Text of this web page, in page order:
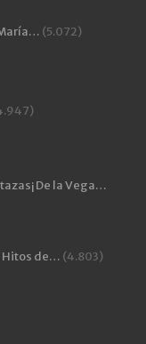
(5.072)
De la Vega…
Hitos de… (4.803)